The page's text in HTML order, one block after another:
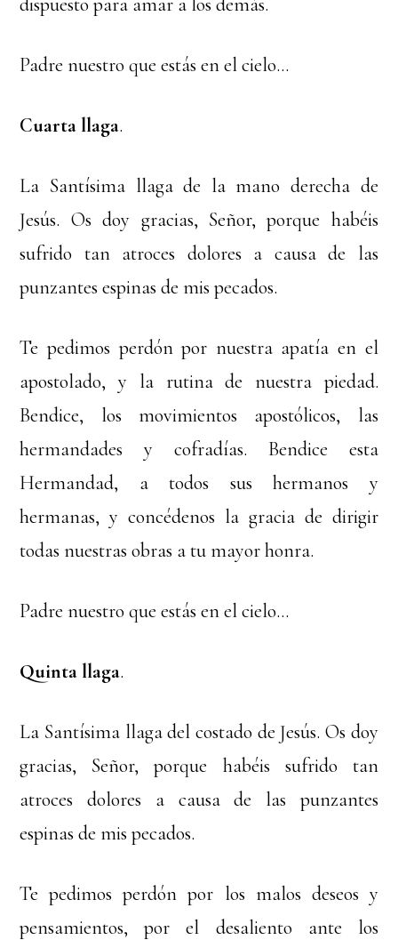
Padre nuestro que estás en el cielo…
Cuarta llaga.
La Santísima llaga de la mano derecha de
Jesús. Os doy gracias, Señor, porque habéis
sufrido tan atroces dolores a causa de las
punzantes espinas de mis pecados.
Te pedimos perdón por nuestra apatía en el
apostolado, y la rutina de nuestra piedad.
Bendice, los movimientos apostólicos, las
hermandades y cofradías. Bendice esta
Hermandad, a todos sus hermanos y
hermanas, y concédenos la gracia de dirigir
todas nuestras obras a tu mayor honra.
Padre nuestro que estás en el cielo…
Quinta llaga.
La Santísima llaga del costado de Jesús. Os doy
gracias, Señor, porque habéis sufrido tan
atroces dolores a causa de las punzantes
espinas de mis pecados.
Te pedimos perdón por los malos deseos y
pensamientos, por el desaliento ante los